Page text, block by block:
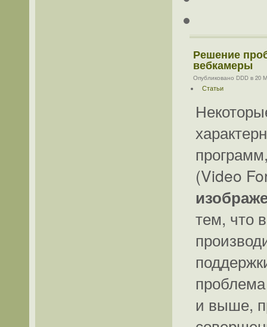
Решение
вебкамеры
Опубликовано DDD в 20
Статьи
(Video
тем, что
и выше,